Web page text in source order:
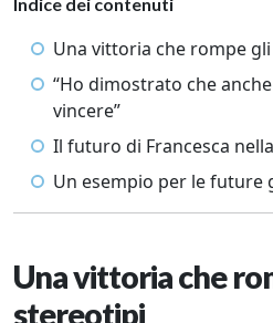
Una vittoria che rompe
“Ho dimostrato che
vincere”
Il futuro di Francesca
Un esempio per le future
Una vittoria che
stereotipi